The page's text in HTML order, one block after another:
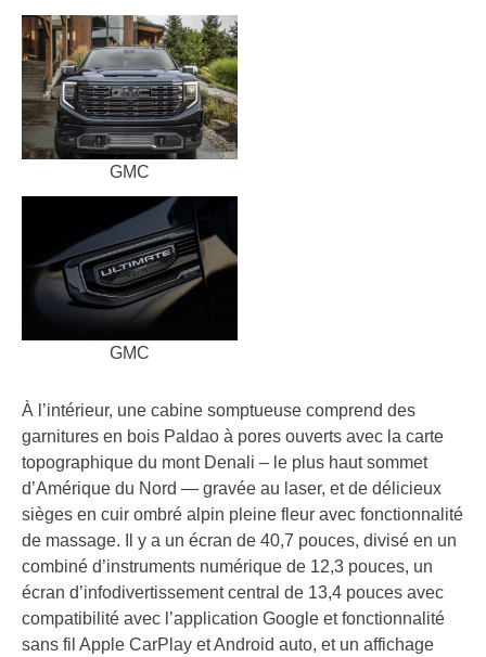
GMC
GMC
À l’intérieur, une cabine somptueuse comprend des
garnitures en bois Paldao à pores ouverts avec la carte
topographique du mont Denali – le plus haut sommet
d’Amérique du Nord — gravée au laser, et de délicieux
sièges en cuir ombré alpin pleine fleur avec fonctionnalité
de massage. Il y a un écran de 40,7 pouces, divisé en un
combiné d’instruments numérique de 12,3 pouces, un
écran d’infodivertissement central de 13,4 pouces avec
compatibilité avec l’application Google et fonctionnalité
sans fil Apple CarPlay et Android auto, et un affichage